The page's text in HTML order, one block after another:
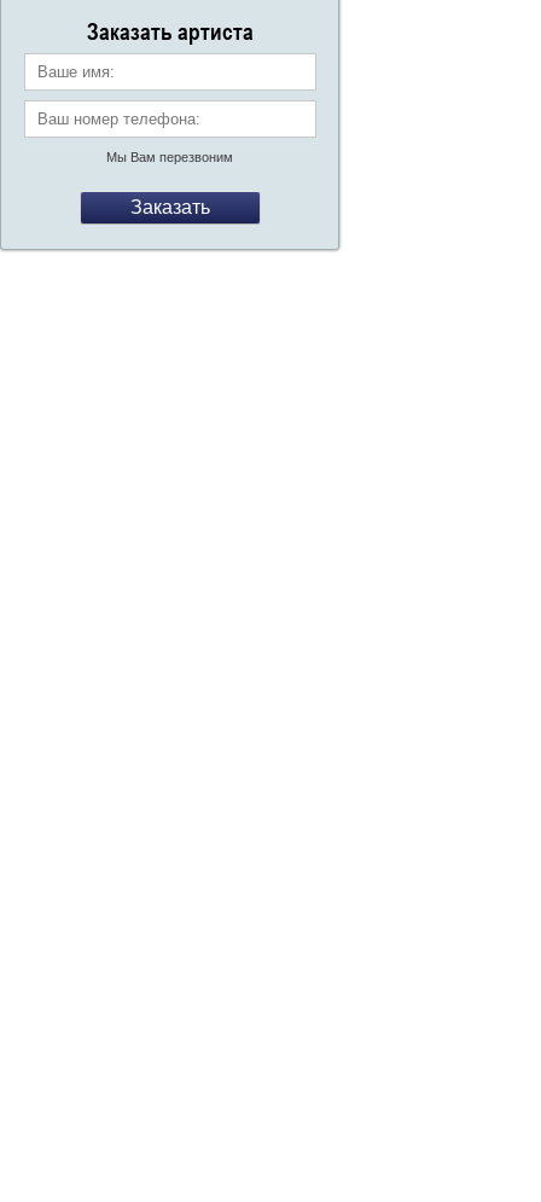
Заказать артиста
Ваше имя:
Ваш номер телефона:*
Мы Вам перезвоним